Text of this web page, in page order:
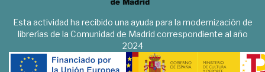
Esta actividad ha recibido una ayuda para la modernización de
librerías de la Comunidad de Madrid correspondiente al año
2024